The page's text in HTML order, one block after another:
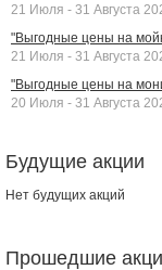
21 Июля - 31 Августа
"Выгодные цены на
21 Июля - 31 Августа
"Выгодные цены на
20 Июля - 31 Августа
Будущие акции
Нет будущих акций
Прошедшие